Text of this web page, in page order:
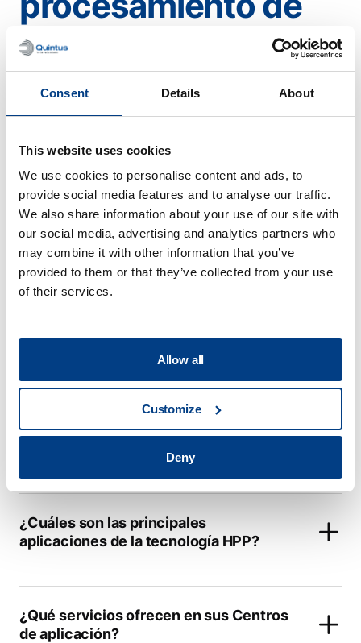
Consent Details About
This website uses cookies
We use cookies to personalise content and ads, to
provide social media features and to analyse our traffic.
We also share information about your use of our site with
our social media, advertising and analytics partners who
may combine it with other information that you’ve
provided to them or that they’ve collected from your use
of their services.
Allow all
Customize
Deny
baterías
soportar la producción de baterías de
Procesado de
alimentos
¿Cuáles son los beneficios de la
tecnología de procesado por alta
¿Cuáles son las principales
aplicaciones de la tecnología HPP?
¿Qué servicios ofrecen en sus Centros
de aplicación?